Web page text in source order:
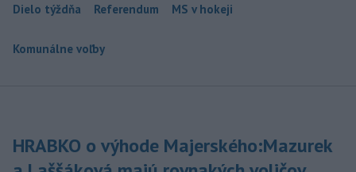
Dielo týždňa Referendum MS v hokeji
Komunálne voľby
HRABKO o výhode Majerského:Mazurek